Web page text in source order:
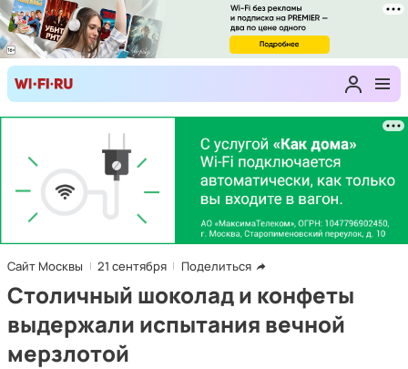
Сайт Москвы 21 сентября Поделиться
Столичный шоколад и конфеты
выдержали испытания вечной
мерзлотой